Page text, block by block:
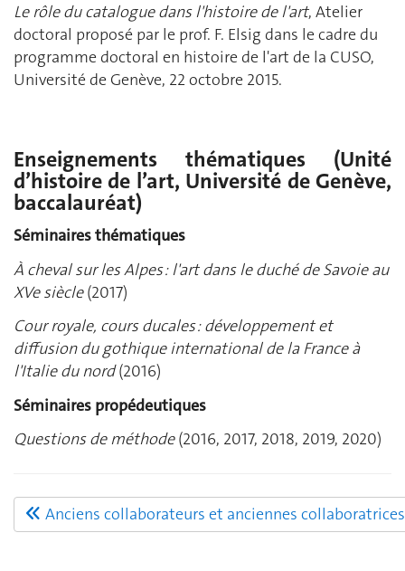
Le rôle du catalogue dans l'histoire de l'art, Atelier
doctoral proposé par le prof. F. Elsig dans le cadre du
programme doctoral en histoire de l'art de la CUSO,
Université de Genève, 22 octobre 2015.
Enseignements thématiques (Unité
d’histoire de l’art, Université de Genève,
baccalauréat)
Séminaires thématiques
À cheval sur les Alpes : l'art dans le duché de Savoie au
XVe siècle(2017)
Cour royale, cours ducales : développement et
diffusion du gothique international de la France à
l'Italie du nord(2016)
Séminaires propédeutiques
Questions de méthode(2016, 2017, 2018, 2019, 2020)
Anciens collaborateurs et anciennes collaboratrices